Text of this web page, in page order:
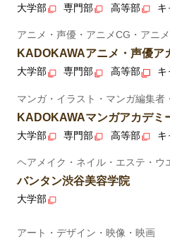
大学部 専門部 高等部 キ
アニメ・声優・アニメCG・アニ
KADOKAWAアニメ・声優ア
大学部 専門部 高等部 キ
マンガ・イラスト・マンガ編集者
KADOKAWAマンガアカデミ
大学部 専門部 高等部 キ
ヘアメイク・ネイル・エステ・ウ
バンタン渋谷美容学院
大学部
アート・デザイン・映像・映画